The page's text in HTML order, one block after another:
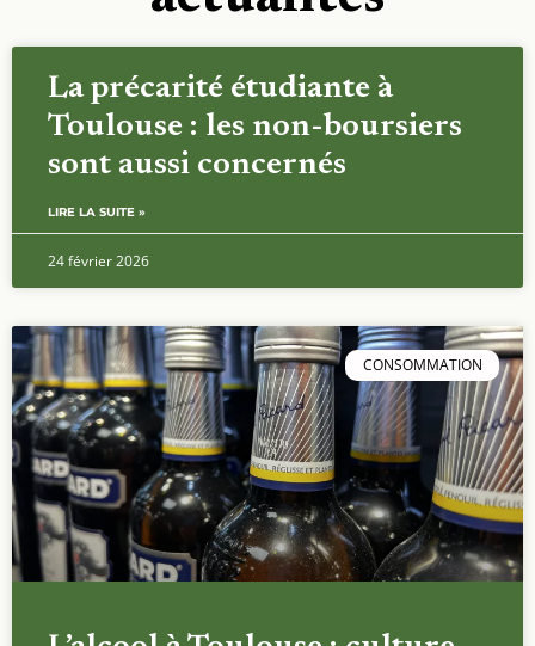
La précarité étudiante à
Toulouse : les non-boursiers
sont aussi concernés
LIRE LA SUITE »
24 février 2026
CONSOMMATION